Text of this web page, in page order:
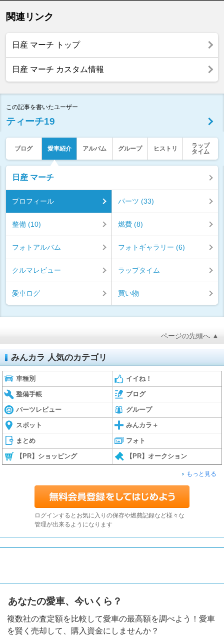
関連リンク
日産 マーチ トップ
日産 マーチ カスタム情報
この記事を書いたユーザー
ティーチ19
ブログ 愛車紹介 アルバム グループ ヒストリ
ラップ
タイム
日産 マーチ
プロフィール パーツ (33)
整備 (10) 燃費 (8)
フォトアルバム フォトギャラリー (6)
クルマレビュー ラップタイム
愛車ログ 買い物
ページの先頭へ ▲
みんカラ 人気のカテゴリ
車種別 イイね！
整備手帳 ブログ
パーツレビュー グループ
スポット みんカラ＋
まとめ フォト
【PR】ショッピング 【PR】オークション
もっと見る
ログインするとお気に入りの保存や燃費記録など様々な
管理が出来るようになります
あなたの愛車、今いくら？
複数社の査定額を比較して愛車の最高額を調べよう！愛車
を賢く売却して、購入資金にしませんか？